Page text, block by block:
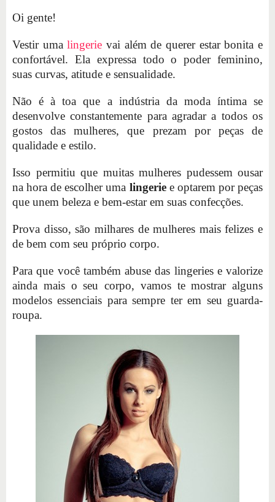
Oi gente!
Vestir umalingerie vai além de querer estar bonita e
confortável. Ela expressa todo o poder feminino,
suas curvas, atitude e sensualidade.
Não é à toa que a indústria da moda íntima se
desenvolve constantemente para agradar a todos os
gostos das mulheres, que prezam por peças de
qualidade e estilo.
Isso permitiu que muitas mulheres pudessem ousar
na hora de escolher uma lingeriee optarem por peças
que unem beleza e bem-estar em suas confecções.
Prova disso, são milhares de mulheres mais felizes e
de bem com seu próprio corpo.
Para que você também abuse das lingeries e valorize
ainda mais o seu corpo, vamos te mostrar alguns
modelos essenciais para sempre ter em seu guarda-
roupa.